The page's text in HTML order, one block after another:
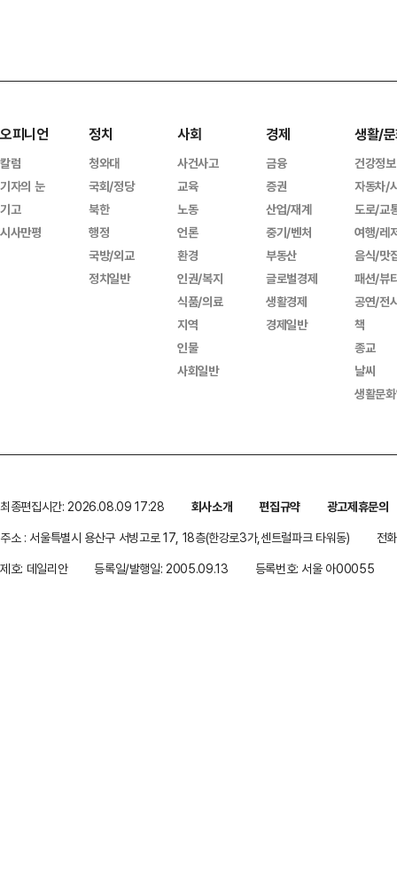
오피니언
칼럼
기자의 눈
기고
시사만평
정치
청와대
국회/정당
북한
행정
국방/외교
정치일반
사회
사건사고
교육
노동
언론
환경
인권/복지
식품/의료
지역
인물
사회일반
경제
금융
증권
산업/재계
중기/벤처
부동산
글로벌경제
생활경제
경제일반
생활/
건강정보
자동차/
도로/교
여행/레
음식/맛
패션/뷰
공연/전
책
종교
날씨
생활문
최종편집시간: 2026.08.09 17:28 회사소개 편집규약
광고제휴문의
주소 : 서울특별시 용산구 서빙고로 17, 18층(한강로3가,센트럴파크 타워동)
전
제호: 데일리안
등록일/발행일: 2005.09.13 등록번호: 서울 아00055